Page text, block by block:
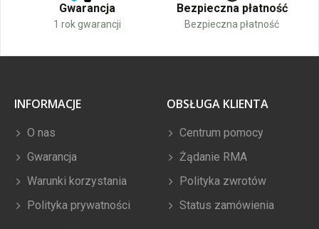
Gwarancja
1 rok gwarancji
Bezpieczna płatność
Bezpieczna płatność
INFORMACJE
O nas
Gwarancja
Warunki korzystania
Polityka prywatności
OBSŁUGA KLIENTA
Centrum pomocy
Żądanie RMA
Polityka zwrotów
Status zamówienia